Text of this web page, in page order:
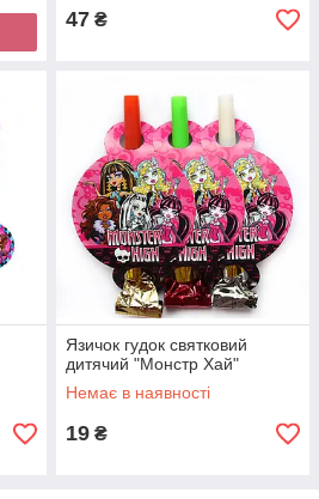
47 ₴
Язичок гудок святковий
дитячий "Монстр Хай"
Немає в наявності
19 ₴